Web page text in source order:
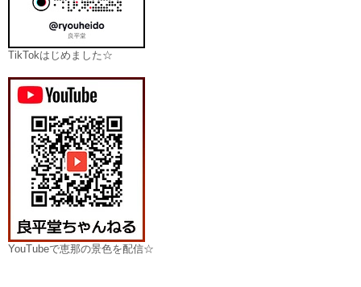
TikTokはじめました☆
YouTubeで恵那の景色を配信☆